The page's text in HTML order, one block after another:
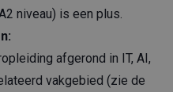
niveau) is een plus.
afgerond in IT, AI,
vakgebied (zie de